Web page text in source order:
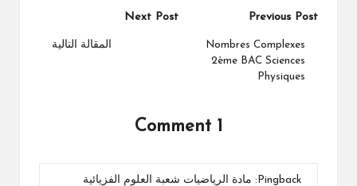
Post
navigation
Previous Post
Nombres Complexes
2ème BAC Sciences
Physiques
Next Post
المقالة التالية
1 Comment
Pingback:
مادة الرياضيات شعبة العلوم الفزيائية